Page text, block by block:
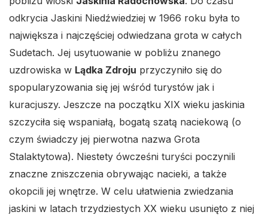
odkrycia Jaskini Niedźwiedziej w 1966 roku była to
największa i najczęściej odwiedzana grota w całych
Sudetach. Jej usytuowanie w pobliżu znanego
uzdrowiska w Lądka Zdroju przyczyniło się do
spopularyzowania się jej wśród turystów jak i
kuracjuszy. Jeszcze na początku XIX wieku jaskinia
szczyciła się wspaniałą, bogatą szatą naciekową (o
czym świadczy jej pierwotna nazwa Grota
Stalaktytowa). Niestety ówcześni turyści poczynili
znaczne zniszczenia obrywając nacieki, a także
okopcili jej wnętrze. W celu ułatwienia zwiedzania
jaskini w latach trzydziestych XX wieku usunięto z niej